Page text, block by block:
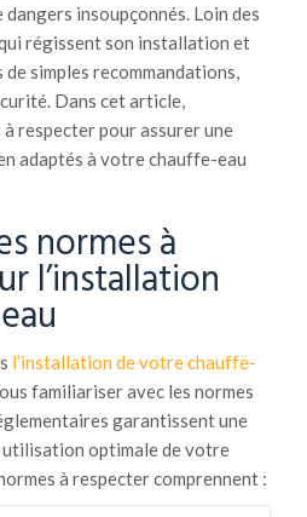
insoupçonnés. Loin des
régissent son installation et
simples recommandations,
Dans cet article,
respecter pour assurer une
adaptés à votre chauffe-eau
normes à
l’installation
l’installation de votre chauffe-
familiariser avec les normes
garantissent une
utilisation optimale de votre
à respecter comprennent :